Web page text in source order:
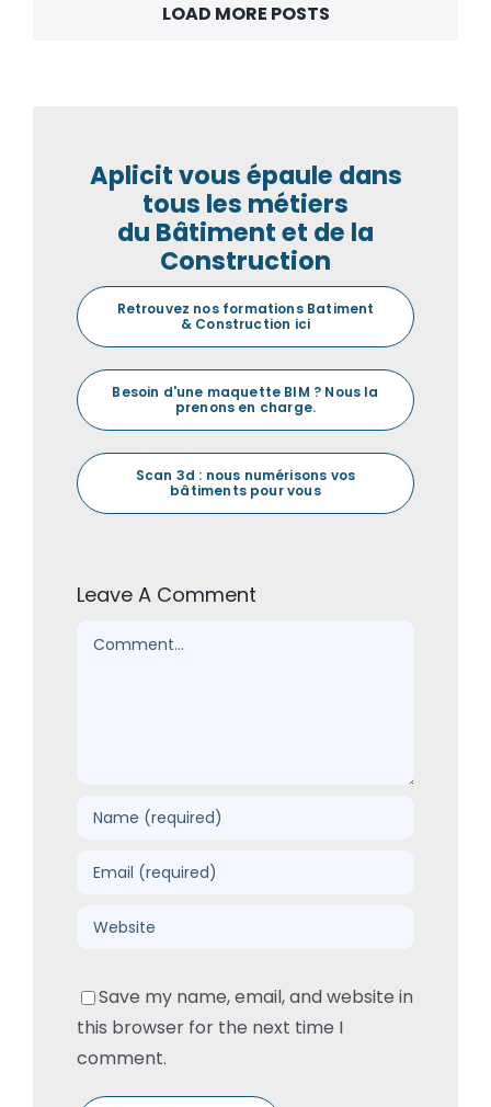
LOAD MORE POSTS
Aplicit vous épaule dans
tous les métiers
du Bâtiment et de la
Construction
Retrouvez nos formations Batiment
& Construction ici
Besoin d'une maquette BIM ? Nous la
prenons en charge.
Scan 3d : nous numérisons vos
bâtiments pour vous
Leave A Comment
Comment
Save my name, email, and website in
this browser for the next time I
comment.